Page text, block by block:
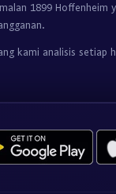
1899 Hoffenheim
kami analisis